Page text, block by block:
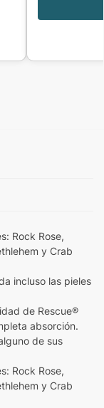
Rock Rose,
y Crab
incluso las pieles
de Rescue®
absorción.
de sus
Rock Rose,
y Crab